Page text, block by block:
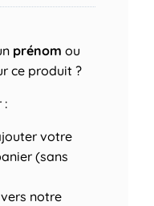
prénom ou
ce produit ?
:
votre
(sans
notre